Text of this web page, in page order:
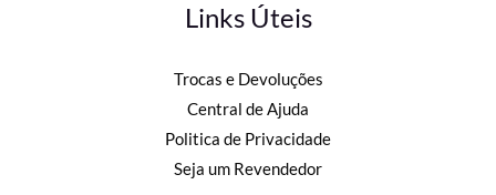
Links Úteis
Trocas e Devoluções
Central de Ajuda
Politica de Privacidade
Seja um Revendedor